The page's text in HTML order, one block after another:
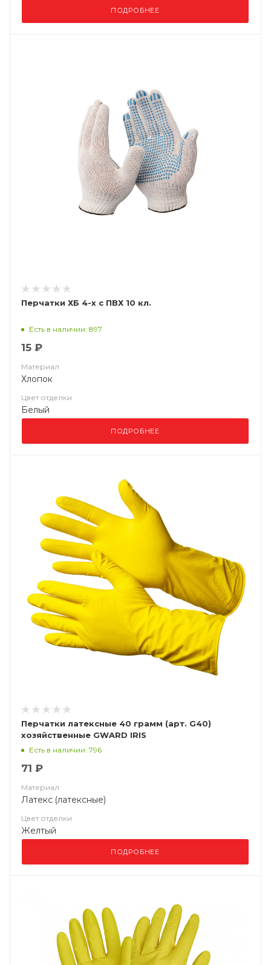
ПОДРОБНЕЕ
Перчатки ХБ 4-х с ПВХ 10 кл.
Есть в наличии: 897
15 ₽
Материал
Хлопок
Цвет отделки
Белый
ПОДРОБНЕЕ
Перчатки латексные 40 грамм (арт. G40)
хозяйственные GWARD IRIS
Есть в наличии: 796
71 ₽
Материал
Латекс (латексные)
Цвет отделки
Желтый
ПОДРОБНЕЕ